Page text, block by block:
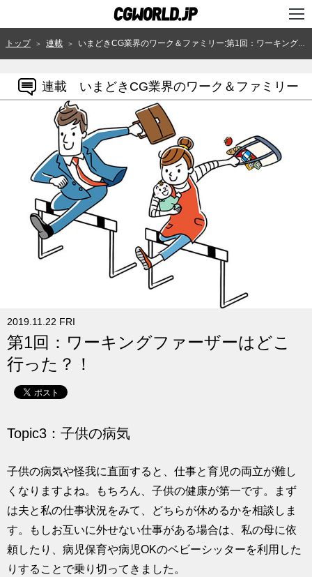
TOP
ニュース
用語辞典
スタジオ
求人
トップ ＞ 連載 ＞ いまどきCG業界のワーク＆ファミリー:第1回：ワーキングファーザーはどこ行った？！
連載 いまどきCG業界のワーク＆ファミリー
2019.11.22 FRI
第1回：ワーキングファーザーはどこ
行った？！
Topic3：子供の病気
子供の病気や怪我に直面すると、仕事と育児の両立が難し
くなりますよね。もちろん、子供の健康が第一です。まず
は夫と私の仕事状況をみて、どちらが休めるかを相談しま
す。もしお互いに外せない仕事がある場合は、私の母に依
頼したり、病児保育や病児OKのベビーシッターを利用した
りすることで乗り切ってきました。